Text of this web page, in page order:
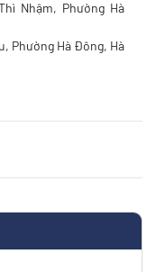
Nhậm, Phường Hà
Phường Hà Đông, Hà